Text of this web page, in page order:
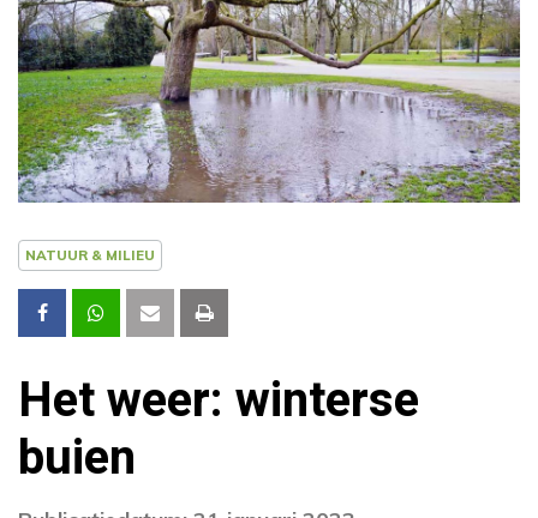
NATUUR & MILIEU
Het weer: winterse
buien